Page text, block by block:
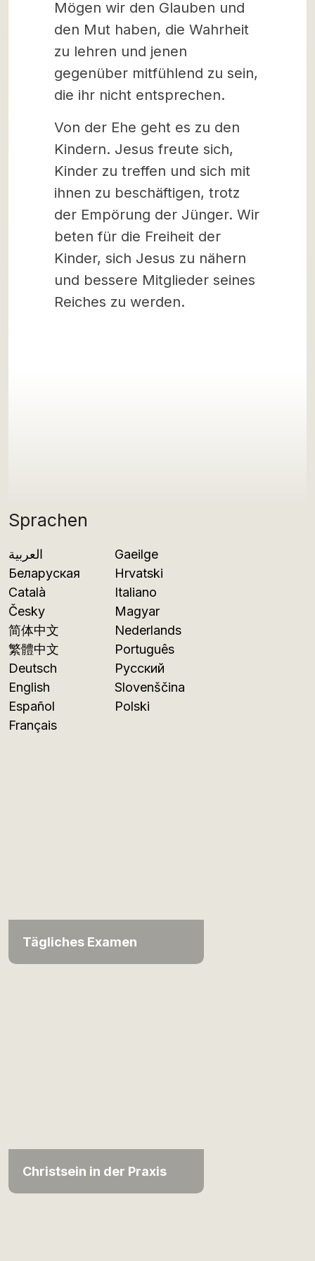
Sprachen
العربية
Беларуская
Català
Česky
简体中文
繁體中文
Deutsch
English
Español
Français
Gaeilge
Hrvatski
Italiano
Magyar
Nederlands
Português
Русский
Slovenščina
Polski
Tägliches Examen
Christsein in der Praxis
Mögen wir den Glauben und
den Mut haben, die Wahrheit
zu lehren und jenen
gegenüber mitfühlend zu sein,
die ihr nicht entsprechen.
Von der Ehe geht es zu den
Kindern. Jesus freute sich,
Kinder zu treffen und sich mit
ihnen zu beschäftigen, trotz
der Empörung der Jünger. Wir
beten für die Freiheit der
Kinder, sich Jesus zu nähern
und bessere Mitglieder seines
Reiches zu werden.